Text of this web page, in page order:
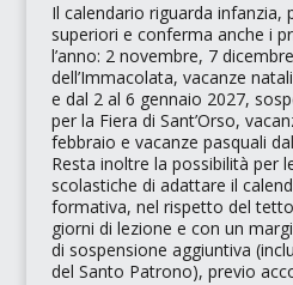
Il calendario riguarda infanzia,
superiori e conferma anche i
l’anno: 2 novembre, 7
dell’Immacolata, vacanze
e dal 2 al 6 gennaio 2027,
per la Fiera di Sant’Orso,
febbraio e vacanze pasquali
Resta inoltre la possibilità per
scolastiche di adattare il
formativa, nel rispetto del
giorni di lezione e con un
di sospensione aggiuntiva
del Santo Patrono), previo